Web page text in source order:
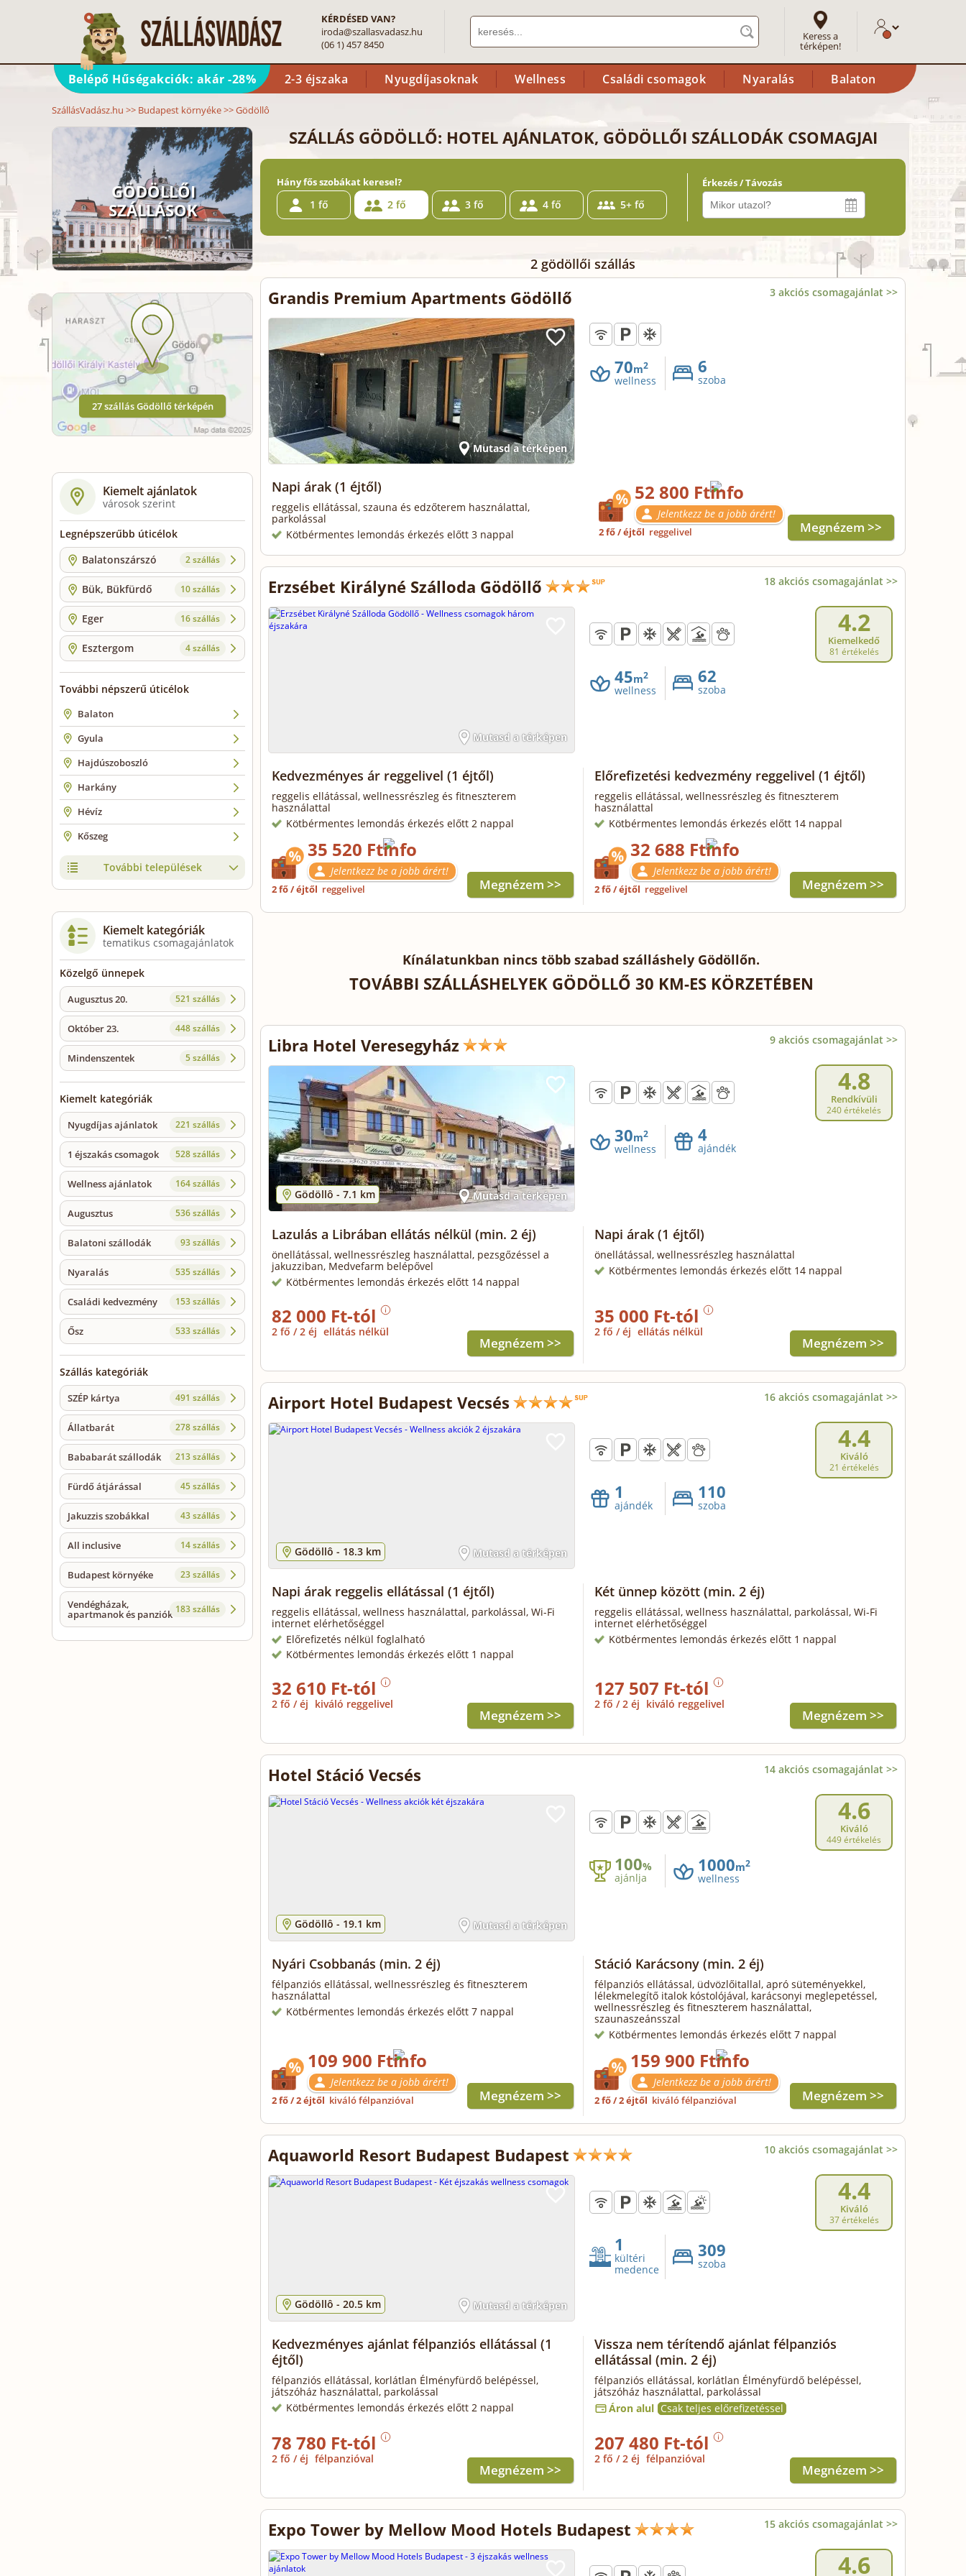
KÉRDÉSED VAN?
iroda@szallasvadasz.hu
(06 1) 457 8450
Keress a
térképen!
Belépő Hűségakciók: akár -28% 2-3 éjszaka Nyugdíjasoknak Wellness Családi csomagok Nyaralás Balaton
SzállásVadász.hu >> Budapest környéke>>Gödöllô
GÖDÖLLŐI
SZÁLLÁSOK
27 szállás Gödöllő térképén
Kiemelt ajánlatok
városok szerint
Legnépszerűbb úticélok
Balatonszárszó
2 szállás
Bük, Bükfürdő 10 szállás
Eger 16 szállás
Esztergom 4 szállás
További népszerű úticélok
Balaton
Gyula
Hajdúszoboszló
Harkány
Hévíz
Kőszeg
További települések
Kiemelt kategóriák
tematikus csomagajánlatok
Közelgő ünnepek
Augusztus 20. 521 szállás
Október 23. 448 szállás
Mindenszentek 5 szállás
Kiemelt kategóriák
Nyugdíjas ajánlatok 221 szállás
1 éjszakás csomagok 528 szállás
Wellness ajánlatok 164 szállás
Augusztus 536 szállás
Balatoni szállodák 93 szállás
Nyaralás 535 szállás
Családi kedvezmény 153 szállás
Ősz 533 szállás
Szállás kategóriák
SZÉP kártya 491 szállás
Állatbarát 278 szállás
Bababarát szállodák 213 szállás
Fürdő átjárással 45 szállás
Jakuzzis szobákkal 43 szállás
All inclusive 14 szállás
Budapest környéke 23 szállás
Vendégházak,
apartmanok és panziók 183 szállás
SZÁLLÁS GÖDÖLLŐ: HOTEL AJÁNLATOK, GÖDÖLLŐI SZÁLLODÁK CSOMAGJAI
Hány fős szobákat keresel?
1 fő 2 fő 3 fő 4 fő 5+ fő
Érkezés / Távozás
2 gödöllői szállás
Grandis Premium Apartments Gödöllő 3 akciós csomagajánlat >>
Mutasd a térképen
70m2
wellness
6
szoba
Napi árak (1 éjtől)
reggelis ellátással, szauna és edzőterem használattal,
parkolással
Kötbérmentes lemondás érkezés előtt 3 nappal
52 800 Ft
Jelentkezz be a jobb árért!
2 fő / éjtől reggelivel Megnézem >>
Erzsébet Királyné Szálloda Gödöllő 18 akciós csomagajánlat >>
Mutasd a térképen
4.2
Kiemelkedő
81 értékelés
45m2
wellness
62
szoba
Kedvezményes ár reggelivel (1 éjtől)
reggelis ellátással, wellnessrészleg és fitneszterem
használattal
Kötbérmentes lemondás érkezés előtt 2 nappal
35 520 Ft
Jelentkezz be a jobb árért!
2 fő / éjtől reggelivel Megnézem >>
Előrefizetési kedvezmény reggelivel (1 éjtől)
reggelis ellátással, wellnessrészleg és fitneszterem
használattal
Kötbérmentes lemondás érkezés előtt 14 nappal
32 688 Ft
Jelentkezz be a jobb árért!
2 fő / éjtől reggelivel Megnézem >>
Kínálatunkban nincs több szabad szálláshely Gödöllőn.
TOVÁBBI SZÁLLÁSHELYEK GÖDÖLLŐ 30 KM-ES KÖRZETÉBEN
Libra Hotel Veresegyház 9 akciós csomagajánlat >>
Mutasd a térképen
Gödöllô - 7.1 km
4.8
Rendkívüli
240 értékelés
30m2
wellness
4
ajándék
Lazulás a Librában ellátás nélkül (min. 2 éj)
önellátással, wellnessrészleg használattal, pezsgőzéssel a
jakuzziban, Medvefarm belépővel
Kötbérmentes lemondás érkezés előtt 14 nappal
82 000 Ft-tól
2 fő / 2 éj ellátás nélkül
Megnézem >>
Napi árak (1 éjtől)
önellátással, wellnessrészleg használattal
Kötbérmentes lemondás érkezés előtt 14 nappal
35 000 Ft-tól
2 fő / éj ellátás nélkül
Megnézem >>
Airport Hotel Budapest Vecsés 16 akciós csomagajánlat >>
Mutasd a térképen
Gödöllô - 18.3 km
4.4
Kiváló
21 értékelés
1
ajándék
110
szoba
Napi árak reggelis ellátással (1 éjtől)
reggelis ellátással, wellness használattal, parkolással, Wi-Fi
internet elérhetőséggel
Előrefizetés nélkül foglalható
Kötbérmentes lemondás érkezés előtt 1 nappal
32 610 Ft-tól
2 fő / éj kiváló reggelivel
Megnézem >>
Két ünnep között (min. 2 éj)
reggelis ellátással, wellness használattal, parkolással, Wi-Fi
internet elérhetőséggel
Kötbérmentes lemondás érkezés előtt 1 nappal
127 507 Ft-tól
2 fő / 2 éj kiváló reggelivel
Megnézem >>
Hotel Stáció Vecsés 14 akciós csomagajánlat >>
Mutasd a térképen
Gödöllô - 19.1 km
4.6
Kiváló
449 értékelés
100%
ajánlja
1000m2
wellness
Nyári Csobbanás (min. 2 éj)
félpanziós ellátással, wellnessrészleg és fitneszterem
használattal
Kötbérmentes lemondás érkezés előtt 7 nappal
109 900 Ft
Jelentkezz be a jobb árért!
2 fő / 2 éjtől kiváló félpanzióval Megnézem >>
Stáció Karácsony (min. 2 éj)
félpanziós ellátással, üdvözlőitallal, apró süteményekkel,
lélekmelegítő italok kóstolójával, karácsonyi meglepetéssel,
wellnessrészleg és fitneszterem használattal,
szaunaszeánsszal
Kötbérmentes lemondás érkezés előtt 7 nappal
159 900 Ft
Jelentkezz be a jobb árért!
2 fő / 2 éjtől kiváló félpanzióval Megnézem >>
Aquaworld Resort Budapest Budapest 10 akciós csomagajánlat >>
Mutasd a térképen
Gödöllô - 20.5 km
4.4
Kiváló
37 értékelés
1
kültéri
medence
309
szoba
Kedvezményes ajánlat félpanziós ellátással (1
éjtől)
félpanziós ellátással, korlátlan Élményfürdő belépéssel,
játszóház használattal, parkolással
Kötbérmentes lemondás érkezés előtt 2 nappal
78 780 Ft-tól
2 fő / éj félpanzióval
Megnézem >>
Vissza nem térítendő ajánlat félpanziós
ellátással (min. 2 éj)
félpanziós ellátással, korlátlan Élményfürdő belépéssel,
játszóház használattal, parkolással
Áron alul Csak teljes előrefizetéssel
207 480 Ft-tól
2 fő / 2 éj félpanzióval
Megnézem >>
Expo Tower by Mellow Mood Hotels Budapest 15 akciós csomagajánlat >>
4.6